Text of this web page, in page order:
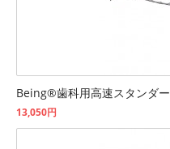
Being®歯科用高速スタンダ
13,050円